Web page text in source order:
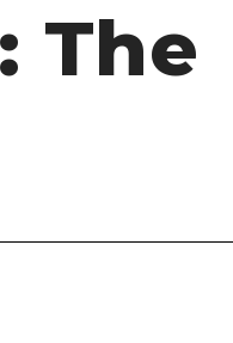
: The